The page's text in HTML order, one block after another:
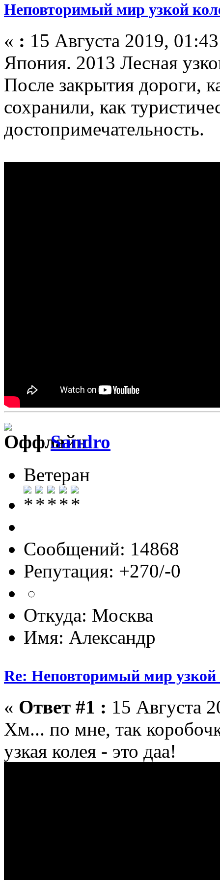
Неповторимый мир узкой
« : 15 Августа 2019,
Япония. 2013 Лесная
После закрытия дороги,
сохранили, как
достопримечательность.
Sandro
Ветеран
Сообщений: 14868
Репутация: +270/-0
Откуда: Москва
Имя: Александр
Re: Неповторимый мир узкой
« Ответ #1 : 15 Августа
Хм... по мне, так
узкая колея - это даа!